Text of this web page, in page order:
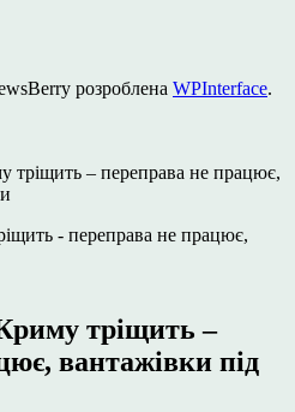
розроблена WPInterface.
тріщить – переправа не працює,
тріщить –
вантажівки під